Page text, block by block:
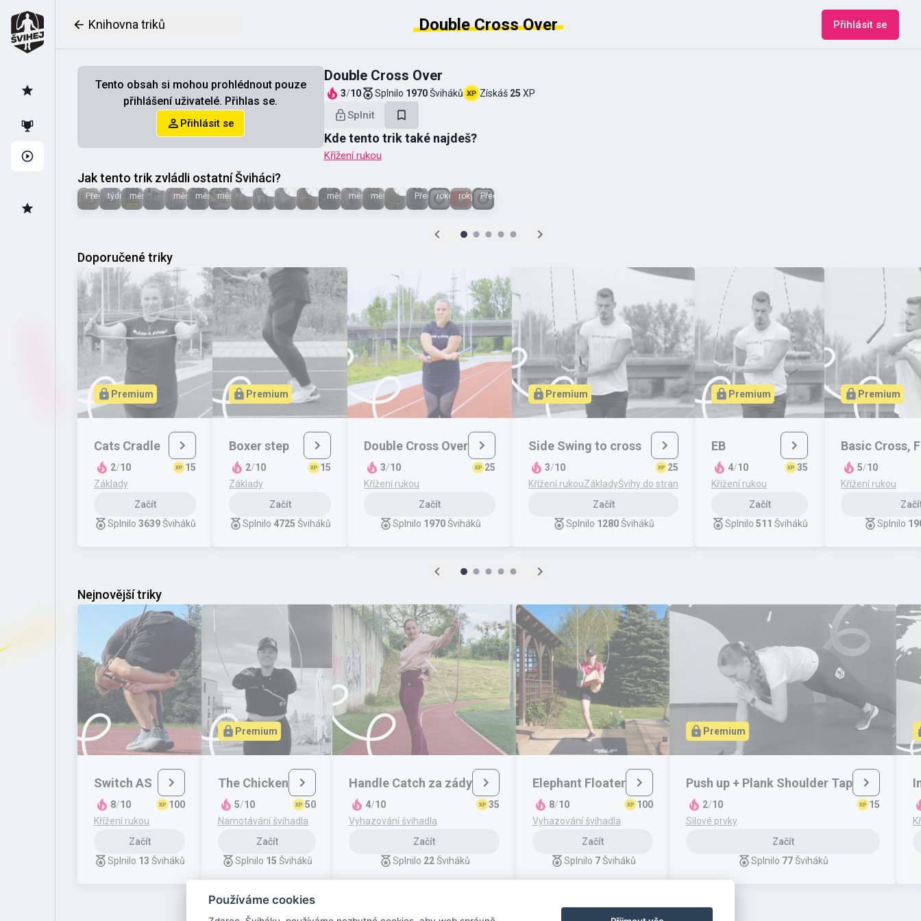
Knihovna triků Double Cross Over Přihlásit se
Tento obsah si mohou prohlédnout pouze
přihlášení uživatelé. Přihlas se.
Přihlásit se
Double Cross Over
3/10 Splnilo 1970 Šviháků Získáš 25 XP
Splnit
Kde tento trik také najdeš?
Křížení rukou
Jak tento trik zvládli ostatní Šviháci?
Emilyhihi
Před 6 dny
Staňka
Před
týdnem
Zuzana
Před
měsícem
Studený
Před
měsícem
Kristýna
Před
měsícem
Táňa
Před 2
měsíci
Teri
Před 2
měsíci
Kristýna
Před 2
měsíci
Před 2
měsíci
Před 2
měsíci
Před 2
měsíci
Peťula
Před 3
měsíci
Před 4
měsíci
Veronika
Před 4
měsíci
Před 6 měsíci
Před 7 měsíci
Před
rokem
Před 2
roky
Před 2 roky
Doporučené triky
Premium
Cats Cradle
2/10
15
Základy
Začít
Splnilo 3639Šviháků
Premium
Boxer step
2/10
15
Základy
Začít
Splnilo 4725 Šviháků
Double Cross Over
3/10
25
Křížení rukou
Začít
Splnilo 1970 Šviháků
Premium
Side Swing to cross
3/10
25
Křížení rukouZákladyŠvihy do stran
Začít
Splnilo 1280Šviháků
Premium
EB
4/10
35
Křížení rukou
Začít
Splnilo 511 Šviháků
Premium
Basic Cross,
5/10
Křížení rukou
Splnilo
Nejnovější triky
Switch AS
8/10
100
Křížení rukou
Začít
Splnilo 13 Šviháků
Premium
The Chicken
5/10
50
Namotávání švihadla
Začít
Splnilo 15 Šviháků
Handle Catch za zády
4/10
35
Vyhazování švihadla
Začít
Splnilo 22 Šviháků
Elephant Floater
8/10
100
Vyhazování švihadla
Začít
Splnilo 7 Šviháků
Premium
Push up + Plank Shoulder Tap
2/10
15
Silové prvky
Začít
Splnilo 77Šviháků
Používáme cookies